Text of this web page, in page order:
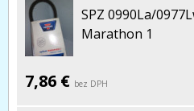
SPZ 0990La/
Marathon 1
7,86 € bez DPH